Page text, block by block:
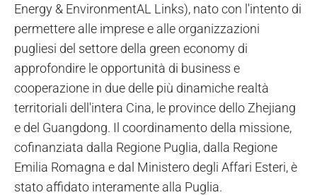
Energy & EnvironmentAL Links), nato con l'intento di
permettere alle imprese e alle organizzazioni
pugliesi del settore della green economy di
approfondire le opportunità di business e
cooperazione in due delle più dinamiche realtà
territoriali dell'intera Cina, le province dello Zhejiang
e del Guangdong. Il coordinamento della missione,
cofinanziata dalla Regione Puglia, dalla Regione
Emilia Romagna e dal Ministero degli Affari Esteri, è
stato affidato interamente alla Puglia.